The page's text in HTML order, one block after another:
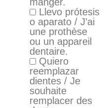
Llevo prótesis
o aparato / J’ai
une prothèse
ou un appareil
dentaire.
Quiero
reemplazar
dientes / Je
souhaite
remplacer des